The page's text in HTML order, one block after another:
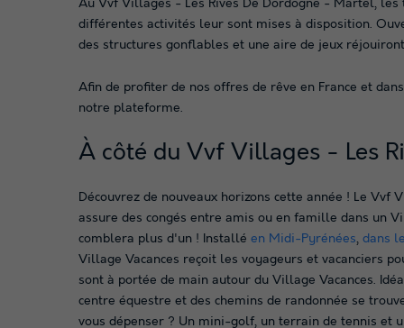
Au Vvf Villages - Les Rives De Dordogne - Martel,
différentes activités leur sont mises à disposition.
des structures gonflables et une aire de jeux
Afin de profiter de nos offres de rêve en France et
notre plateforme.
À côté du Vvf Villages - Les
Découvrez de nouveaux horizons cette année ! Le
assure des congés entre amis ou en famille dans un
comblera plus d'un ! Installé en Midi-Pyrénées, dans
Village Vacances reçoit les voyageurs et vacanciers
sont à portée de main autour du Village Vacances.
centre équestre et des chemins de randonnée se
vous dépenser ? Un mini-golf, un terrain de tennis